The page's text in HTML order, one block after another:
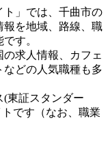
ト」では、千曲市の
報を地域、路線、職
す。
求人情報、カフェ
どの人気職種も多
(東証スタンダー
です（なお、職業